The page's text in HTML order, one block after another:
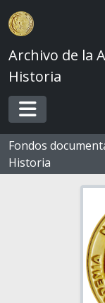
Skip to main content
Archivo de la
Historia
Toggle
Fondos
Historia